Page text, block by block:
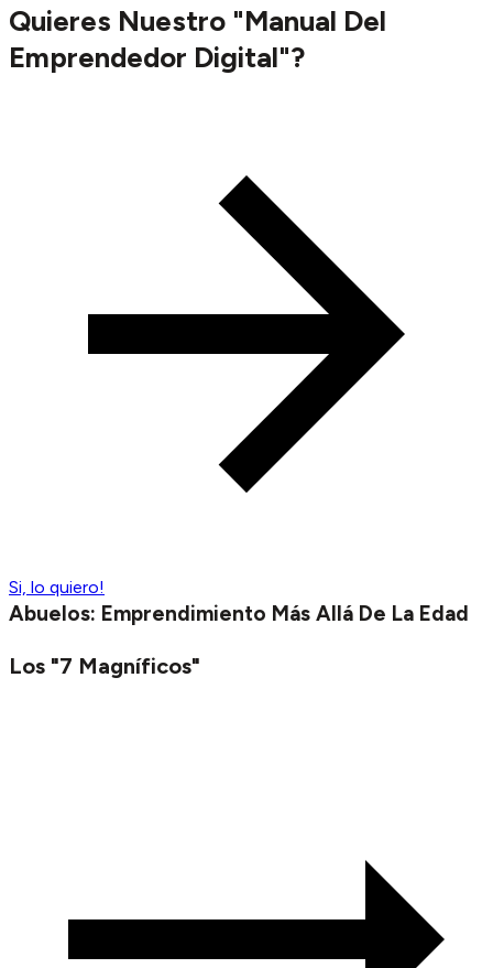
Quieres Nuestro "Manual Del
Emprendedor Digital"?
Si, lo quiero!
Abuelos: Emprendimiento Más Allá De La Edad
Los "7 Magníficos"